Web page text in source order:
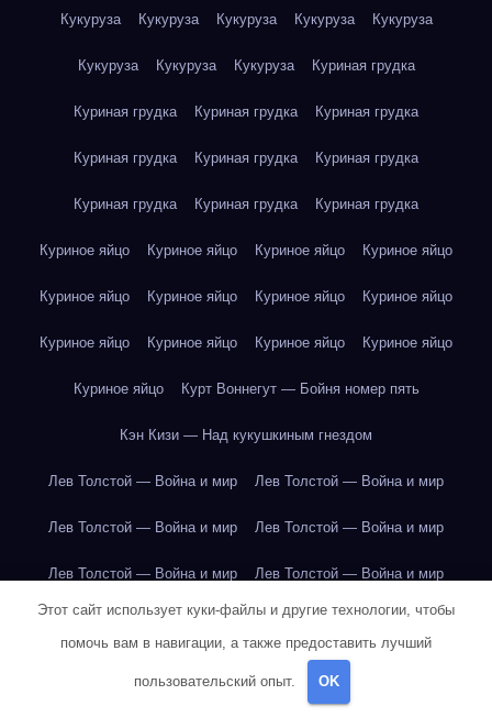
Кукуруза Кукуруза Кукуруза Кукуруза Кукуруза
Кукуруза Кукуруза Кукуруза Куриная грудка
Куриная грудка Куриная грудка Куриная грудка
Куриная грудка Куриная грудка Куриная грудка
Куриная грудка Куриная грудка Куриная грудка
Куриное яйцо Куриное яйцо Куриное яйцо Куриное яйцо
Куриное яйцо Куриное яйцо Куриное яйцо Куриное яйцо
Куриное яйцо Куриное яйцо Куриное яйцо Куриное яйцо
Куриное яйцо Курт Воннегут — Бойня номер пять
Кэн Кизи — Над кукушкиным гнездом
Лев Толстой — Война и мир Лев Толстой — Война и мир
Лев Толстой — Война и мир Лев Толстой — Война и мир
Лев Толстой — Война и мир Лев Толстой — Война и мир
Лев Толстой — Война и мир Лев Толстой — Война и мир
Лев Толстой — Война и мир
Этот сайт использует куки-файлы и другие технологии, чтобы
помочь вам в навигации, а также предоставить лучший
пользовательский опыт. OK